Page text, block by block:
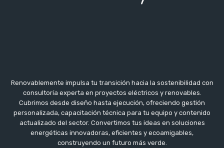
Renovablemente impulsa tu transición hacia la sostenibilidad con
consultoría experta en proyectos eléctricos y renovables.
Cubrimos desde diseño hasta ejecución, ofreciendo gestión
personalizada, capacitación técnica para tu equipo y contenido
actualizado del sector. Convertimos tus ideas en soluciones
energéticas innovadoras, eficientes y ecoamigables,
construyendo un futuro más verde.